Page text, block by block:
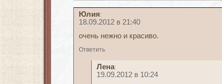
Юлия:
18.09.2012 в 21:40
очень нежно и красиво.
Ответить
Лена:
19.09.2012 в 10:24